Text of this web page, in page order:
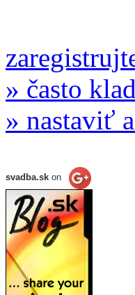
» často
» nastaviť
svadba.sk on